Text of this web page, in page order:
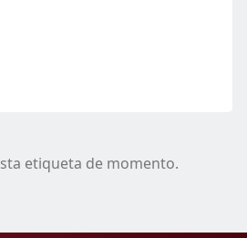
etiqueta de momento.